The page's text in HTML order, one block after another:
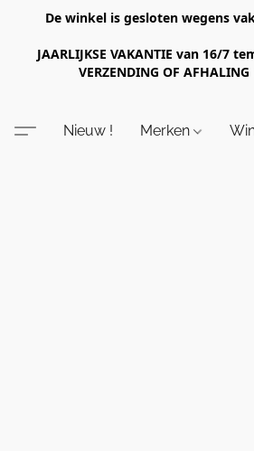
De winkel is gesloten wegens
JAARLIJKSE VAKANTIE van 16/7
VERZENDING OF AFHALING
Nieuw ! Merken